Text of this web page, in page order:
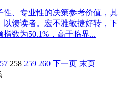
性、专业性的决策参考价值，其
以馈读者。宏不雅敏捷好转，下
数为50.1%，高于临界...
258 259 260 下一页 末页